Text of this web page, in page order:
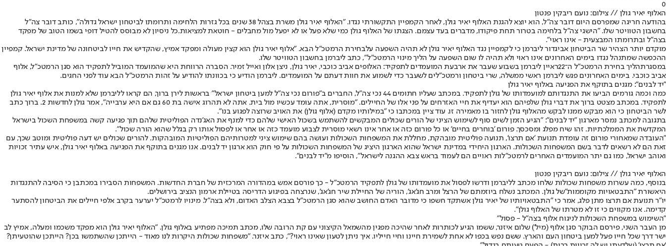
0
האלוף יאיר גולן // צילום: נועם ריבקין פנטון
בהודעה חריגה שמפרסם היום דובר צה"ל, הוא יוצא להגנת האלוף יאיר גולן, לאחר הקמפיין התקשורתי נגדו. "האלוף יאיר גולן משרת בצהל 38 שנים בכל גזרות הלחימה ותרומתו לביטחון ישראל גדולה", כותב דובר צה"ל
בחשבון הטוויטר שלו. "הישגי צה״ל בלחימה בטרור תחת פיקודו, מדברים בעד עצמם. הצגתו של האלוף גולן כמי שלא פעל או לא יפעל מול מחבלים - חוטאת למציאות.כל ניסיון לא מבוסס להטיל דופי בשמו הטוב של מפקד
בצה״ל ובתרומתו המבצעית - אינו ראוי".
מוקדם יותר הצהיר שר הביטחון אביגדור ליברמן כי לקמפיין נגד האלוף יאיר גולן לא תהיה השפעה עלבחירת הרמטכ"ל הבא. "אלוף יאיר גולן הוא קצין מעולה ומפקד אמיץ, שהקדיש את חייו לביטחונה של מדינת ישראל. קמפיין
ההכפשה שמתנהל נגדו בימים האחרונים אינו ראוי ולא תהיה לו שום השפעה על הליך מינוי הרמטכ"ל", כתב ליברמן בחשבון הטוויטר שלו.
במסגרתהליך בחירת הרמטכ"ל ה־22
ראיין ליברמן בשבוע שעבר את ארבעת המועמדים לתפקיד: האלופים אביב כוכבי, יאיר גולן, ניצן אלון ואייל זמיר. הסברה הרווחת היא שהמועמד המוביל לתפקיד הוא סגן הרמטכ"ל, אלוף
אביב כוכבי. בימים האחרונים פגש ליברמן ראשי ממשלה, שרי ביטחון ורמטכ"לים לשעבר כדי לשמוע את חוות דעתם על המועמדים. ליברמן הודיע כי בכוונתו להודיע על זהות הרמטכ"ל הבא עוד לפני החגים.
"יד לבנים": מגנים בתוקף את הפגיעה באלוף יאיר גולן
כמה וכמה גורמים הביעו את התנגדותם למועמדותו של גולן לתפקיד. במכתב שעליו חתומים 44 נכי צה"ל, החברים ב"פורום נכי צה"ל למען ביטחון ישראל" בראשות לירן ברוך, הם קראו לליברמן שלא למנות את אלוף יאיר גולן
לתפקיד. במכתב מצטט ברוך את דברי גולן שלפיהם הוא יעדיף את חיי האזרחים על פני אלו של החיילים. "מוסרית, אתה עומד עכשיו מול בית. אתה לא תהרוג אישה בת 60 גם אם היא ערבייה", אמר גולן לחדשות 2. ברוך כתב
לשר הביטחון כי הוא מבקש ממנו לבקש מהאלוף גולן לחזור בו מאמירה זו. עוד ציין במכתבו כי "במילותיו מקדם (אלוף גולן) את האויב שרוצה לפגוע בנו".
בתגובה למכתב נמסר מארגון "יד לבנים": "הגיע הזמן לשים סוף לשימוש הציני של הורים שכולים המבקשים להשתמש בשכול האישי שלהם כדי למנף את האג’נדה הפוליטית שלהם תוך פגיעה קשה במשפחת השכול בישראל
המקדשת את הממלכתיות. זהו שיח מפלג ומסכסך. פורום 'בוחרים בחיים' או כל פורום כזה או אחר אינו רשאי מוסרית לצבוע מועמד כזה או אחר או לפסול אותו רק בגלל שהוא הורה שכול".
"העובדה שמאחורי פורום זה עומדת תנועת 'אם תרצו', תנועה פוליטית מובהקת, מחללת את המשפחות השכולות ועושה בהם שימוש ציני למטרותיהם הפוליטיות המובהקות. להורים שכולים יש דעה פוליטית ומוטב שכך, עם
זאת הם לא רשאים לדבר בשם המשפחות השכולות. הארגון היחידי במדינת ישראל שהוא הארגון היציג של המשפחות השכולות על פי חוק הוא ארגון יד לבנים. אנו מגנים בתוקף את הפגיעה באלוף יאיר גולן, איש עתיר זכויות
ואוהב ישראל, כמו גם יתר המועמדים האחרים לרמטכ״לות ראויים הם לעמוד בראש צבא ההגנה לישראל", הוסיפו מ"יד לבנים".
האלוף יאיר גולן // צילום: נועם ריבקין פנטון
בנוסף, כמה עשרות משפחות שכולות שלחו מכתב לליברמן ודרשו לפסול את מועמדותו של גולן לתפקיד הרמטכ"ל - כך פורסם אמש במהדורה המרכזית של חברת החדשות. המשפחות הסבירו במכתבן כי הסיבה להתנגדות
היאשורת "התבטאויות מקוממות"של גולן. המכתב נשלח ביוזמתם של הרצל ומרב חג'אג', הוריה של החיילת שיר חג'אג', שנרצחה בפיגוע הדריסה בטיילת ארמון הנציב בירושלים.
יו"ר תנועת אם תרצו מתן פלג, אמר כי "התבטאויותיו של יאיר גולן אשתקד חשפו כי מדובר האדם החושב שהוא סגן הרמטכ"ל בצבא הצלב האדום, ולא בצה"ל. מינויו לרמטכ"ל יערער בקרב אלפי חיילים את הביטחון להסתער
קדימה. אנו מקווים כי זו לא מטרתו של האלוף גולן".
"השימוש במשפחת השכולות לניגוח אלוף בצה"ל - פסול"
מן העבר השני, פירסם הבוקר סגן אלוף (מיל') שלום איזנר, ששמו הגיע לכותרות לאחר שהיכה מפגין מהשמאל הקיצוני עם קת הרובה שלו, מכתב תמיכה מפתיע באלוף גולן. "האלוף יאיר גולן הוא מפקד משכמו ומעלה, אמיץ לב
ישר דרך שכל חייו פעל למען ביטחון העם והארץ. ששם נפש בכפו לא אחת לשמירת חיינו וחיי חייליו. איך ניתן לטעון שאינו ראוי?", כתב איזנר. "משפחות שכולות היקרות לנו מאוד - הייתכן שהשתמשו בכן? הייתכן שהוטעיתן?